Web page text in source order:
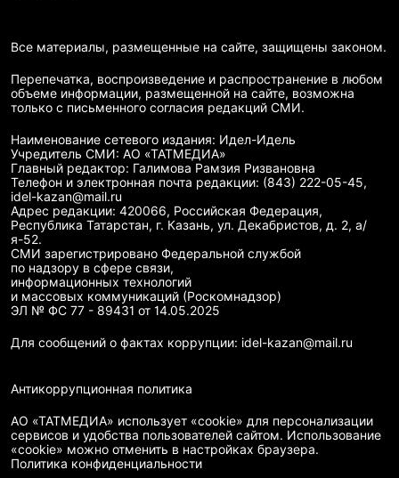
Все материалы, размещенные на сайте, защищены законом.
Перепечатка, воспроизведение и распространение в любом
объеме информации, размещенной на сайте, возможна
только с письменного согласия редакций СМИ.
Наименование сетевого издания: Идел-Идель
Учредитель СМИ: АО «ТАТМЕДИА»
Главный редактор: Галимова Рамзия Ризвановна
Телефон и электронная почта редакции: (843) 222-05-45,
idel-kazan@mail.ru
Адрес редакции: 420066, Российская Федерация,
Республика Татарстан, г. Казань, ул. Декабристов, д. 2, а/
я-52.
СМИ зарегистрировано Федеральной службой
по надзору в сфере связи,
информационных технологий
и массовых коммуникаций (Роскомнадзор)
ЭЛ № ФС 77 - 89431 от 14.05.2025
Для сообщений о фактах коррупции: idel-kazan@mail.ru
Антикоррупционная политика
АО «ТАТМЕДИА» использует «cookie» для персонализации
сервисов и удобства пользователей сайтом. Использование
«cookie» можно отменить в настройках браузера.
Политика конфиденциальности